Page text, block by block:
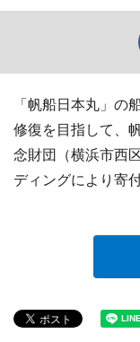
「帆船日本丸」の
修復を目指して、
念財団（横浜市西
ディングにより寄